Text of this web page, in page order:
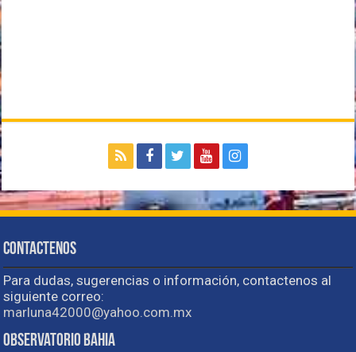
Contactenos
Para dudas, sugerencias o información, contactenos al
siguiente correo:
marluna42000@yahoo.com.mx
Observatorio Bahia